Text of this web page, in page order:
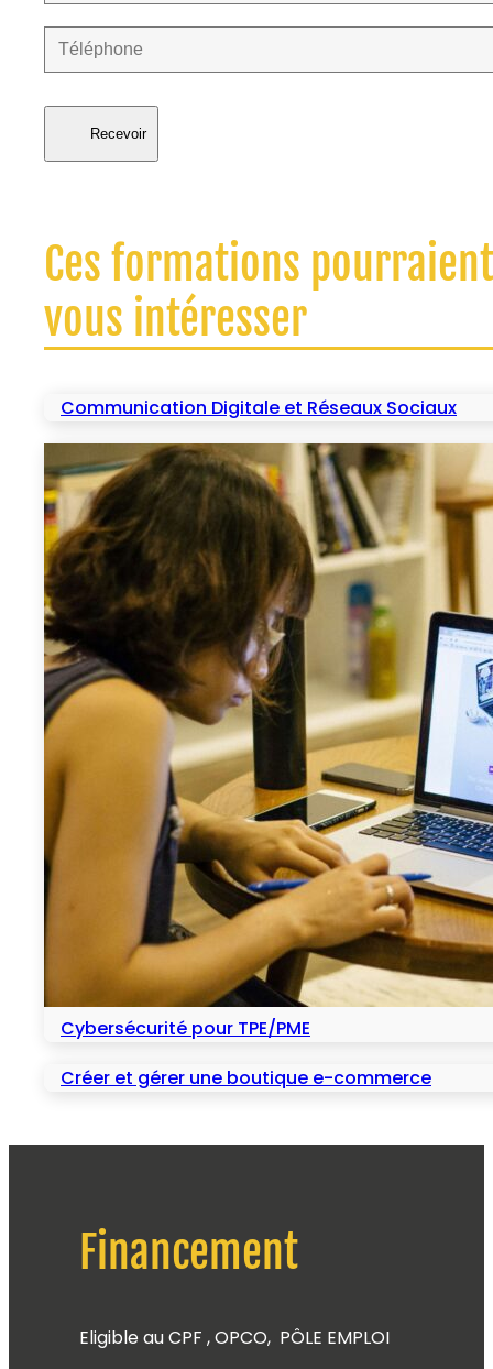
Recevoir
Ces formations pourraient
vous intéresser
Communication Digitale et Réseaux Sociaux
Cybersécurité pour TPE/PME
Créer et gérer une boutique e-commerce
Financement
Eligible au CPF , OPCO, PÔLE EMPLOI